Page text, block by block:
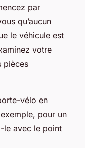
par
qu’aucun
le véhicule est
votre
pièces
vélo en
pour un
le avec le point